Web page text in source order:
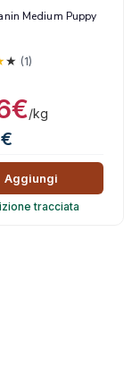
Medium Puppy
(1)
€
€/kg
Aggiungi
tracciata